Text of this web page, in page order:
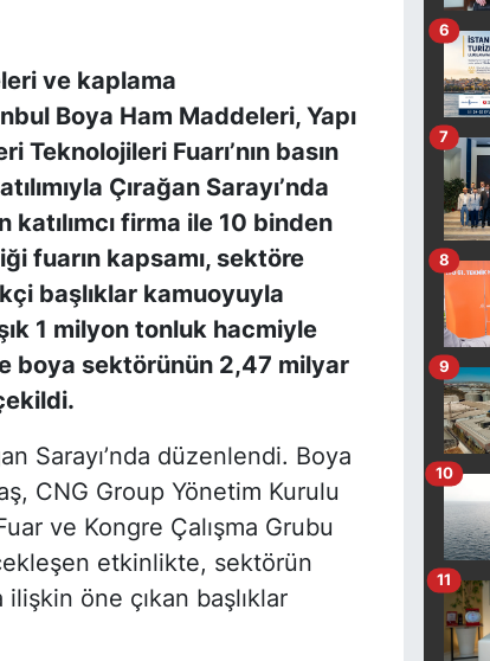
ve kaplama
Boya Ham Maddeleri, Yapı
Teknolojileri Fuarı’nın basın
Çırağan Sarayı’nda
firma ile 10 binden
fuarın kapsamı, sektöre
başlıklar kamuoyuyla
1 milyon tonluk hacmiyle
boya sektörünün 2,47 milyar
Sarayı’nda düzenlendi. Boya
CNG Group Yönetim Kurulu
ve Kongre Çalışma Grubu
etkinlikte, sektörün
öne çıkan başlıklar
6
7
8
9
10
11